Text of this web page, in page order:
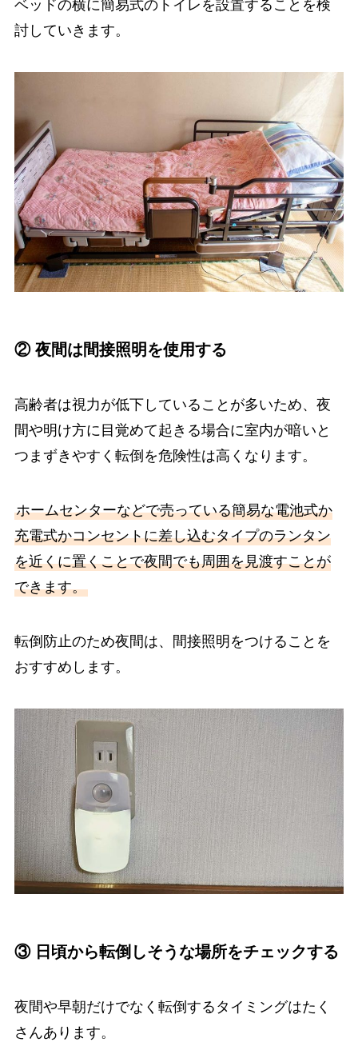
ベッドの横に簡易式のトイレを設置することを検
討していきます。
② 夜間は間接照明を使用する
高齢者は視力が低下していることが多いため、夜
間や明け方に目覚めて起きる場合に室内が暗いと
つまずきやすく転倒を危険性は高くなります。
ホームセンターなどで売っている簡易な電池式か
充電式かコンセントに差し込むタイプのランタン
を近くに置くことで夜間でも周囲を見渡すことが
できます。
転倒防止のため夜間は、間接照明をつけることを
おすすめします。
③ 日頃から転倒しそうな場所をチェックする
夜間や早朝だけでなく転倒するタイミングはたく
さんあります。